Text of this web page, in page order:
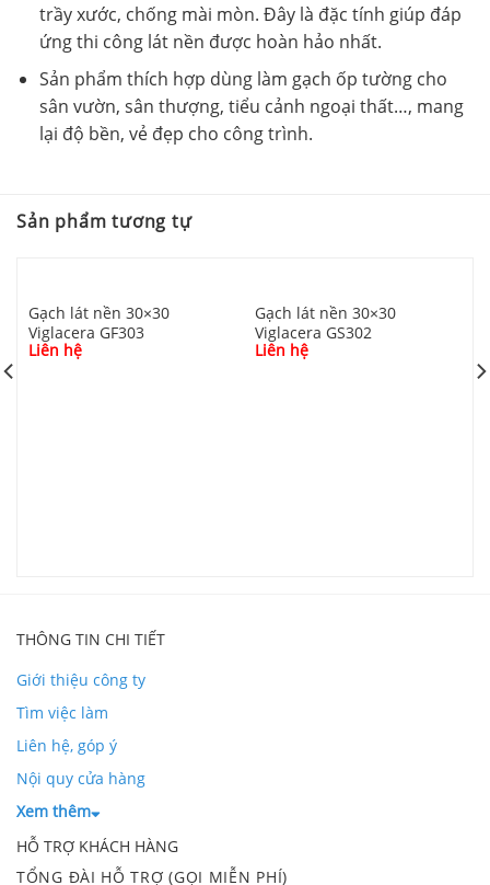
trầy xước, chống mài mòn. Đây là đặc tính giúp đáp
ứng thi công lát nền được hoàn hảo nhất.
Sản phẩm thích hợp dùng làm gạch ốp tường cho
sân vườn, sân thượng, tiểu cảnh ngoại thất…, mang
lại độ bền, vẻ đẹp cho công trình.
Sản phẩm tương tự
Gạch lát nền 30×30
Viglacera GF303
Liên hệ
Gạch lát nền 30×30
Viglacera GS302
Liên hệ
THÔNG TIN CHI TIẾT
Giới thiệu công ty
Tìm việc làm
Liên hệ, góp ý
Nội quy cửa hàng
Xem thêm
HỖ TRỢ KHÁCH HÀNG
TỔNG ĐÀI HỖ TRỢ (GỌI MIỄN PHÍ)